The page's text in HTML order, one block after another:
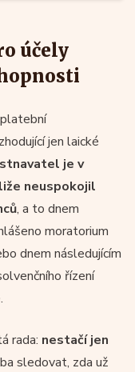
účely
jen laické
je v
neuspokojil
, a to dnem
moratorium
dnem následujícím
řízení
rada: nestačí jen
sledovat, zda už